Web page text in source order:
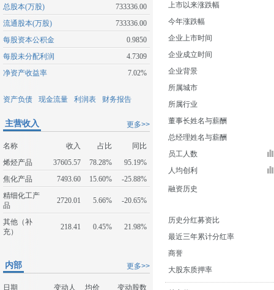
总股本(万股)
733336.00
流通股本(万股)
733336.00
每股资本公积金
0.9850
每股未分配利润
4.7309
净资产收益率
7.02%
资产负债 现金流量 利润表 财务报告
更多>>
主营收入
名称 收入 占比
同比
烯烃产品
37605.57 78.28%
95.19%
焦化产品
7493.60 15.60%
-25.88%
精细化工产
品
2720.01 5.66% -20.65%
其他（补
充）
218.41 0.45% 21.98%
更多>>
内部
日期 变动人 均价
变动股数
上市以来涨跌幅
今年涨跌幅
企业上市时间
企业成立时间
企业背景
所属城市
所属行业
董事长姓名与薪酬
总经理姓名与薪酬
员工人数
人均创利
融资历史
历史分红募资比
最近三年累计分红率
商誉
大股东质押率